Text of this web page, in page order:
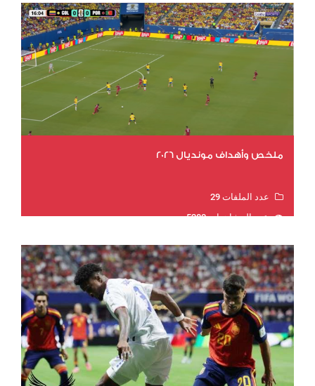
ملخص وأهداف مونديال 2026
عدد الملفات 29
عدد المشاهدات 5280